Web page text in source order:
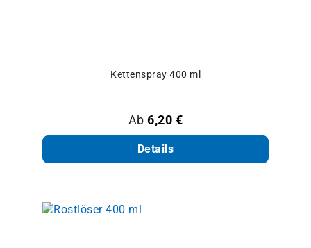
Kettenspray 400 ml
Regulärer Preis:
Ab6,20 €
Details